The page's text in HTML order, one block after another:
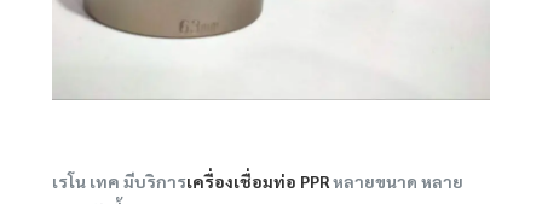
เรโน เทค มีบริการเครื่องเชื่อมท่อ PPRหลายขนาด หลาย